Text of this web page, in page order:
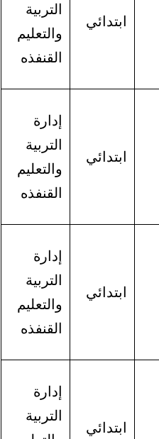
ابتدائي
التربية
والتعليم
القنفذه
ابتدائي
إدارة
التربية
والتعليم
القنفذه
ابتدائي
إدارة
التربية
والتعليم
القنفذه
ابتدائي
إدارة
التربية